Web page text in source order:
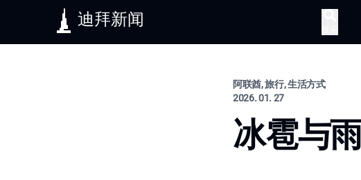
迪拜新闻
阿联酋, 旅行, 生活方式
2026. 01. 27
冰雹与